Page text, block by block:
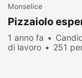
Monselice
Pizzaiolo
1 anno fa
di lavoro
251